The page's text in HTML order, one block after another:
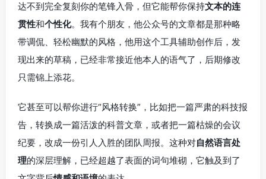
达不到完全复刻你的笔锋入骨，但它能帮你保持文本的连
贯性和个性化。我有个朋友，他公众号的文章都是那种略
带调侃、轻松幽默的风格，他用这个工具辅助创作后，发
现出来的草稿，已经非常接近他本人的语气了，后期修改
只需锦上添花。
它甚至可以帮你进行“风格转换”，比如把一篇严肃的科技报
告，转换成一篇活泼的科普文章，或者把一篇枯燥的会议
纪要，改成一份引人入胜的团队周报。这种对自然语言处
理的深层理解，已经超越了表面的词句堆砌，它触及到了